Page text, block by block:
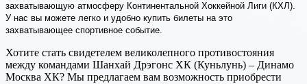
захватывающую атмосферу Континентальной Хоккейной Лиги (КХЛ).
У нас вы можете легко и удобно купить билеты на это
захватывающее спортивное событие.
Хотите стать свидетелем великолепного противостояния
между командами Шанхай Дрэгонс ХК (Куньлунь) – Динамо
Москва ХК? Мы предлагаем вам возможность приобрести